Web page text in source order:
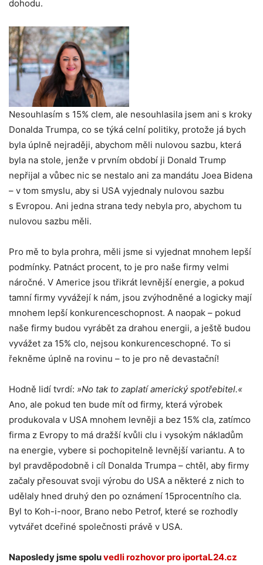
dohodu.
Nesouhlasím s 15% clem, ale nesouhlasila jsem ani s kroky
Donalda Trumpa, co se týká celní politiky, protože já bych
byla úplně nejraději, abychom měli nulovou sazbu, která
byla na stole, jenže v prvním období ji Donald Trump
nepřijal a vůbec nic se nestalo ani za mandátu Joea Bidena
– v tom smyslu, aby si USA vyjednaly nulovou sazbu
s Evropou. Ani jedna strana tedy nebyla pro, abychom tu
nulovou sazbu měli.
Pro mě to byla prohra, měli jsme si vyjednat mnohem lepší
podmínky. Patnáct procent, to je pro naše firmy velmi
náročné. V Americe jsou třikrát levnější energie, a pokud
tamní firmy vyvážejí k nám, jsou zvýhodněné a logicky mají
mnohem lepší konkurenceschopnost. A naopak – pokud
naše firmy budou vyrábět za drahou energii, a ještě budou
vyvážet za 15% clo, nejsou konkurenceschopné. To si
řekněme úplně na rovinu – to je pro ně devastační!
Hodně lidí tvrdí: »No tak to zaplatí americký spotřebitel.«
Ano, ale pokud ten bude mít od firmy, která výrobek
produkovala v USA mnohem levněji a bez 15% cla, zatímco
firma z Evropy to má dražší kvůli clu i vysokým nákladům
na energie, vybere si pochopitelně levnější variantu. A to
byl pravděpodobně i cíl Donalda Trumpa – chtěl, aby firmy
začaly přesouvat svoji výrobu do USA a některé z nich to
udělaly hned druhý den po oznámení 15procentního cla.
Byl to Koh-i-noor, Brano nebo Petrof, které se rozhodly
vytvářet dceřiné společnosti právě v USA.
Naposledy jsme spoluvedli rozhovor pro iportaL24.cz